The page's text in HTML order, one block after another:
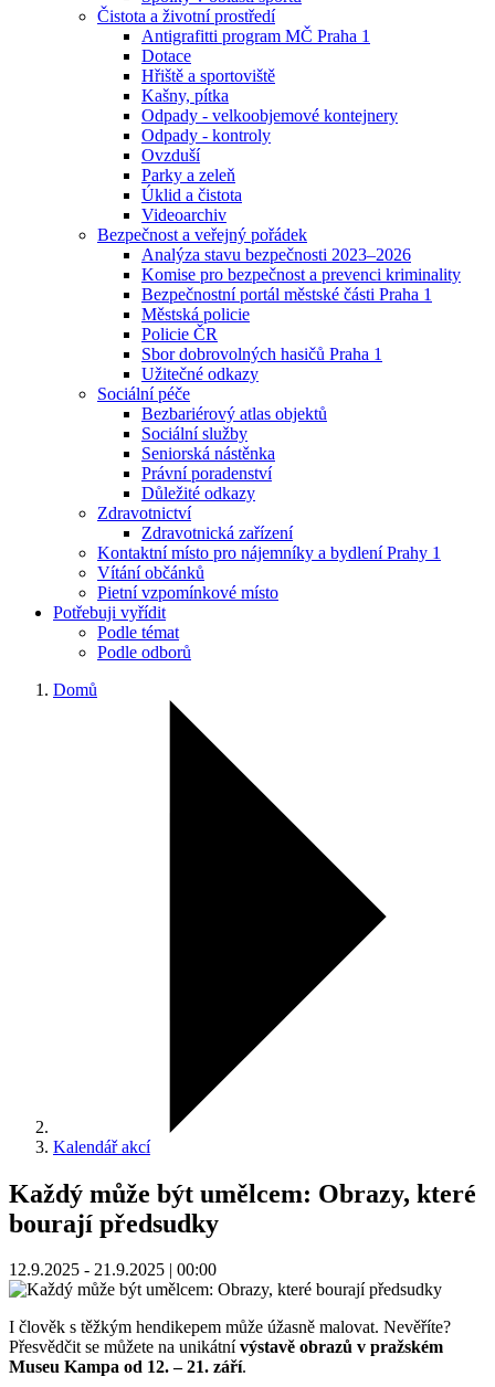
Čistota a životní prostředí
Antigrafitti program MČ Praha 1
Dotace
Hřiště a sportoviště
Kašny, pítka
Odpady - velkoobjemové kontejnery
Odpady - kontroly
Ovzduší
Parky a zeleň
Úklid a čistota
Videoarchiv
Bezpečnost a veřejný pořádek
Analýza stavu bezpečnosti 2023–2026
Komise pro bezpečnost a prevenci kriminality
Bezpečnostní portál městské části Praha 1
Městská policie
Policie ČR
Sbor dobrovolných hasičů Praha 1
Užitečné odkazy
Sociální péče
Bezbariérový atlas objektů
Sociální služby
Seniorská nástěnka
Právní poradenství
Důležité odkazy
Zdravotnictví
Zdravotnická zařízení
Kontaktní místo pro nájemníky a bydlení Prahy 1
Vítání občánků
Pietní vzpomínkové místo
Potřebuji vyřídit
Podle témat
Podle odborů
Domů
Kalendář akcí
Každý může být umělcem: Obrazy, které
bourají předsudky
12.9.2025 - 21.9.2025 | 00:00
I člověk s těžkým hendikepem může úžasně malovat. Nevěříte?
Přesvědčit se můžete na unikátnívýstavě obrazů v pražském
Museu Kampa od 12. – 21. září.